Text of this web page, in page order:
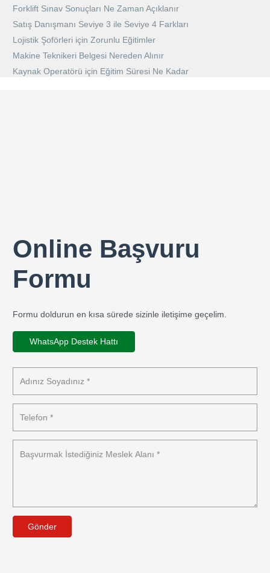
Forklift Sınav Sonuçları Ne Zaman Açıklanır
Satış Danışmanı Seviye 3 ile Seviye 4 Farkları
Lojistik Şoförleri için Zorunlu Eğitimler
Makine Teknikeri Belgesi Nereden Alınır
Kaynak Operatörü için Eğitim Süresi Ne Kadar
Online Başvuru
Formu
Formu doldurun en kısa sürede sizinle iletişime geçelim.
WhatsApp Destek Hattı
Gönder